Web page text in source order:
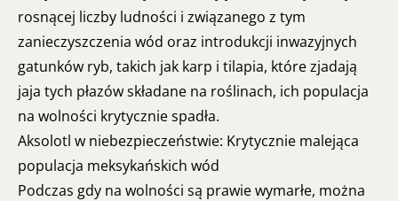
rosnącej liczby ludności i związanego z tym
zanieczyszczenia wód oraz introdukcji inwazyjnych
gatunków ryb, takich jak karp i tilapia, które zjadają
jaja tych płazów składane na roślinach, ich populacja
na wolności krytycznie spadła.
Aksolotl w niebezpieczeństwie: Krytycznie malejąca
populacja meksykańskich wód
Podczas gdy na wolności są prawie wymarłe, można